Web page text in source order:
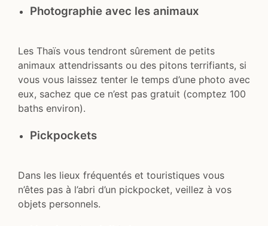
Photographie avec les animaux
Les Thaïs vous tendront sûrement de petits
animaux attendrissants ou des pitons terrifiants, si
vous vous laissez tenter le temps d’une photo avec
eux, sachez que ce n’est pas gratuit (comptez 100
baths environ).
Pickpockets
Dans les lieux fréquentés et touristiques vous
n’êtes pas à l’abri d’un pickpocket, veillez à vos
objets personnels.